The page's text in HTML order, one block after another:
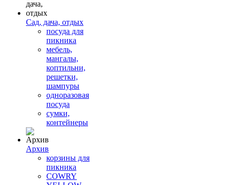
Сад, дача, отдых
посуда для
пикника
мебель,
мангалы,
коптильни,
решетки,
шампуры
одноразовая
посуда
сумки,
контейнеры
Архив
корзины для
пикника
COWRY